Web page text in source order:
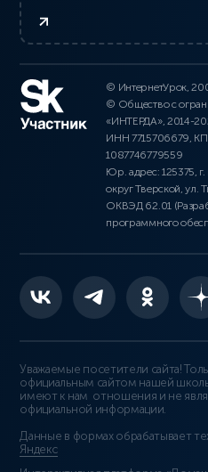
© ИнтернетУрок,
© Общество с
«ИНТЕРДА», 2014-
ИНН 7715706679,
1087746779559
Юр. адрес: 125375,
округ Тверской, ул.
ОКВЭД 62.01
программного
Уважаемые посетители сайта!
официальным сайтом нашей
имеют к нам отношения и не
официальной информации.
Данные в формах обрабатывает
Яндекс